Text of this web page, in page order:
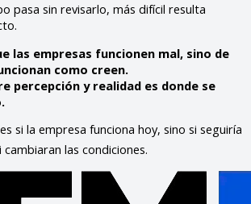
pasa sin revisarlo, más difícil resulta
las empresas funcionen mal, sino de
como creen.
percepción y realidad es donde se
si la empresa funciona hoy, sino si seguiría
las condiciones.